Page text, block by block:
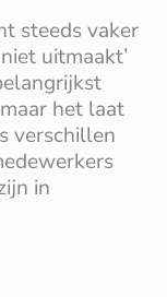
steeds vaker
uitmaakt’
het laat
verschillen
in